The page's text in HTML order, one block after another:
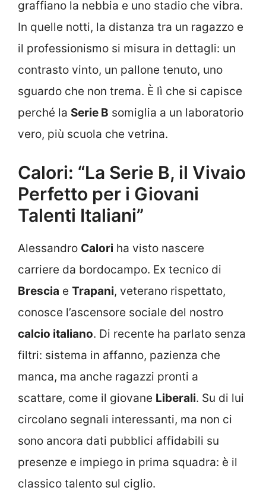
graffiano la nebbia e uno stadio che vibra.
In quelle notti, la distanza tra un ragazzo e
il professionismo si misura in dettagli: un
contrasto vinto, un pallone tenuto, uno
sguardo che non trema. È lì che si capisce
perché la Serie B somiglia a un laboratorio
vero, più scuola che vetrina.
Calori: “La Serie B, il Vivaio
Perfetto per i Giovani
Talenti Italiani”
Alessandro Calori ha visto nascere
carriere da bordocampo. Ex tecnico di
Brescia e Trapani, veterano rispettato,
conosce l’ascensore sociale del nostro
calcio italiano. Di recente ha parlato senza
filtri: sistema in affanno, pazienza che
manca, ma anche ragazzi pronti a
scattare, come il giovane Liberali. Su di lui
circolano segnali interessanti, ma non ci
sono ancora dati pubblici affidabili su
presenze e impiego in prima squadra: è il
classico talento sul ciglio.